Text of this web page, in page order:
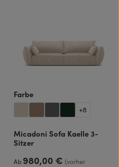
Farbeauswählen
+8
Micadoni Sofa Kaelle 3-
Sitzer
Regulärer Preis:
Ab 980,00 €(vorher